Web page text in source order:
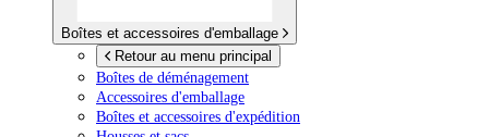
Boîtes et accessoires d'emballage
Retour au menu principal
Boîtes de déménagement
Accessoires d'emballage
Boîtes et accessoires d'expédition